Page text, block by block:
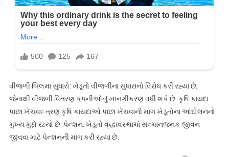
વીજળી બિલમાં સુધારો: ખેડૂતો વીજળીના સુધારાનો વિરોધ કરી રહ્યા છે,
જેનાથી વીજળી વિતરણ કંપનીઓનું ખાનગીકરણ વધી શકે છે. કૃષિ કાયદા
પાછા ખેંચવાઃ ત્રણ કૃષિ કાયદાઓ પાછા ખેંચવાની માંગ ખેડૂતોના આંદોલનનો
મુખ્ય મુદ્દો રહ્યો છે. પેન્શન: ખેડૂતો વૃદ્ધાવસ્થામાં સન્માનજનક જીવન
જીવવા માટે પેન્શનની માંગ કરી રહ્યા છે.